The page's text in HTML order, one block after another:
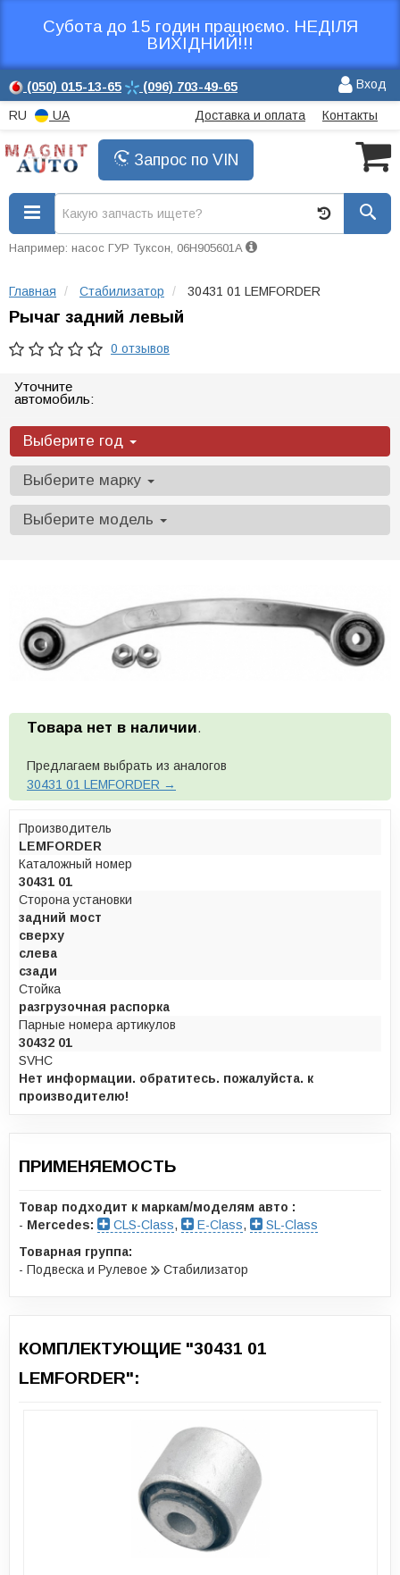
Субота до 15 годин працюємо. НЕДІЛЯ
ВИХІДНИЙ!!!
(050) 015-13-65 (096) 703-49-65 Вход
RU UA Доставка и оплата Контакты
Запрос по VIN
Например: насос ГУР Туксон, 06H905601A
Главная Стабилизатор 30431 01 LEMFORDER
Рычаг задний левый
0 отзывов
Уточните
автомобиль:
Выберите год
Выберите марку
Выберите модель
Товара нет в наличии.
Предлагаем выбрать из аналогов
30431 01 LEMFORDER →
Производитель
LEMFORDER
Каталожный номер
30431 01
Сторона установки
задний мост
сверху
слева
сзади
Стойка
разгрузочная распорка
Парные номера артикулов
30432 01
SVHC
Нет информации. обратитесь. пожалуйста. к
производителю!
ПРИМЕНЯЕМОСТЬ
Товар подходит к маркам/моделям авто :
- Mercedes: CLS-Class, E-Class,
SL-Class
Товарная группа:
- Подвеска и Рулевое
Стабилизатор
КОМПЛЕКТУЮЩИЕ "30431 01
LEMFORDER":